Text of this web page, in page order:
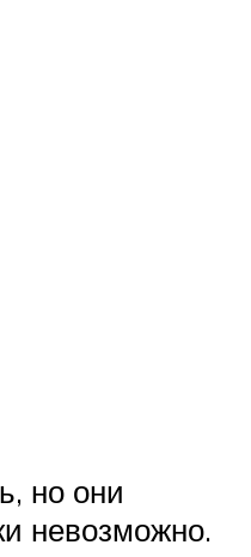
но они
невозможно.